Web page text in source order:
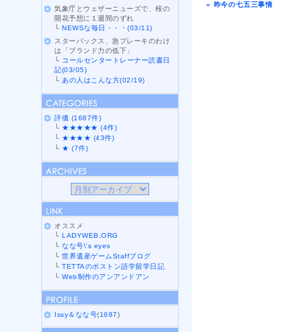
« 昨今の七五三事情
気象庁とウェザーニューズで、桜の
開花予想に１週間のずれ
└NEWSな毎日・・・(03/11)
スターバックス、急ブレーキのわけ
は「ブランド力の低下」
└ コールセンタートレーナー読書日
記(03/05)
└ あの人はこんな方(02/19)
評価 (1687件)
└ ★★★★★ (4件)
└ ★★★★ (43件)
└ ★ (7件)
オススメ
└LADYWEB.ORG
└なな号\'s eyes
└世界遺産ゲームStaffブログ
└TETTAのボストン語学留学日記
└Web制作のアンアンドアン
Issy＆なな号(1687)